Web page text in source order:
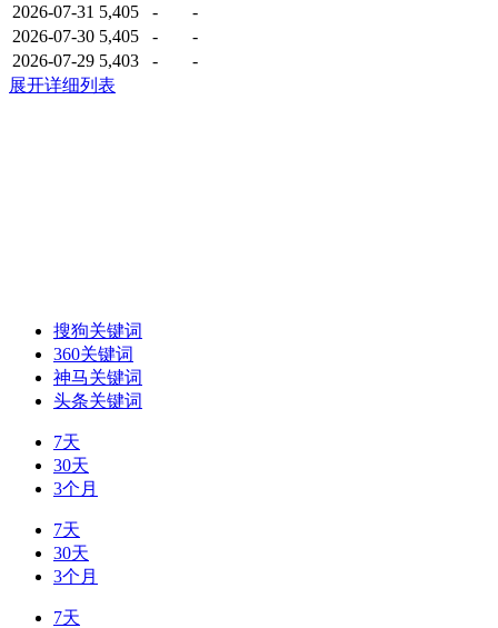
2026-07-31 5,405 -
-
2026-07-30 5,405 -
-
2026-07-29 5,403 -
-
展开详细列表
搜狗关键词
360关键词
神马关键词
头条关键词
7天
30天
3个月
7天
30天
3个月
7天